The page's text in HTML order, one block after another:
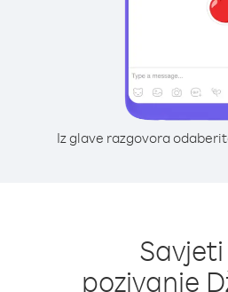
Iz glave razgovora
Savjeti
pozivanje